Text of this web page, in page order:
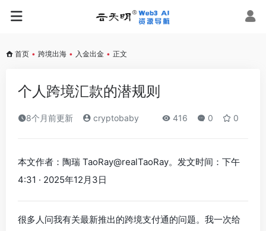
首页 • 跨境出海 • 入金出金 • 正文
个人跨境汇款的潜规则
8个月前更新 cryptobaby 416 0 0
本文作者：陶瑞 TaoRay@realTaoRay。发文时间：下午
4:31 · 2025年12月3日
很多人问我有关最新推出的跨境支付通的问题。我一次给